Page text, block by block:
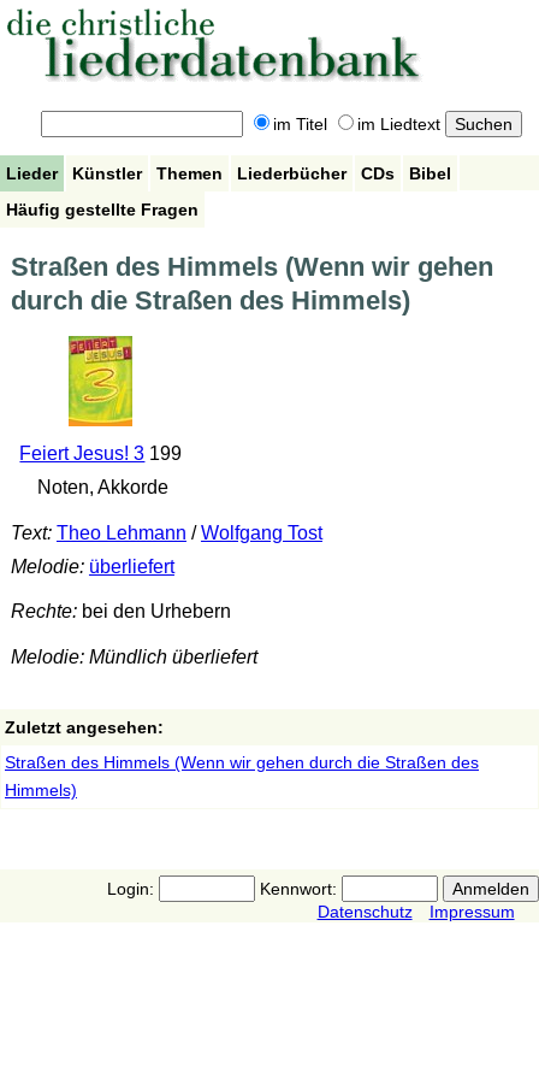
im Titel im Liedtext
Lieder Künstler Themen Liederbücher CDs
Bibel
Häufig gestellte Fragen
Straßen des Himmels (Wenn wir gehen
durch die Straßen des Himmels)
Feiert Jesus! 3 199
Noten, Akkorde
Text: Theo Lehmann /Wolfgang Tost
Melodie: überliefert
Rechte:bei den Urhebern
Melodie: Mündlich überliefert
Zuletzt angesehen:
Straßen des Himmels (Wenn wir gehen durch die Straßen des
Himmels)
Login:
Kennwort:
Datenschutz
Impressum